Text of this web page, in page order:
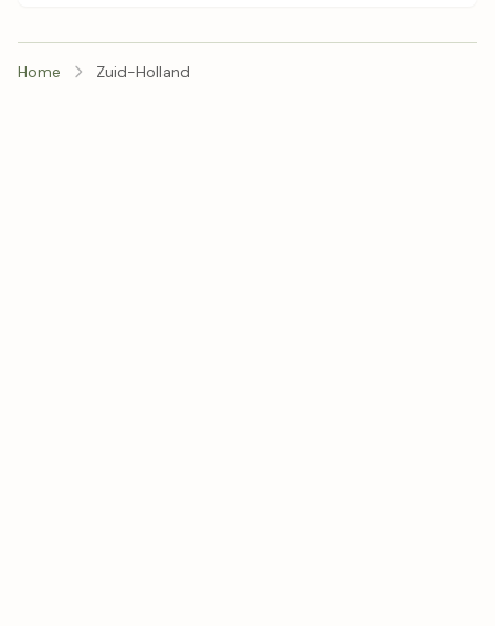
Home Zuid-Holland